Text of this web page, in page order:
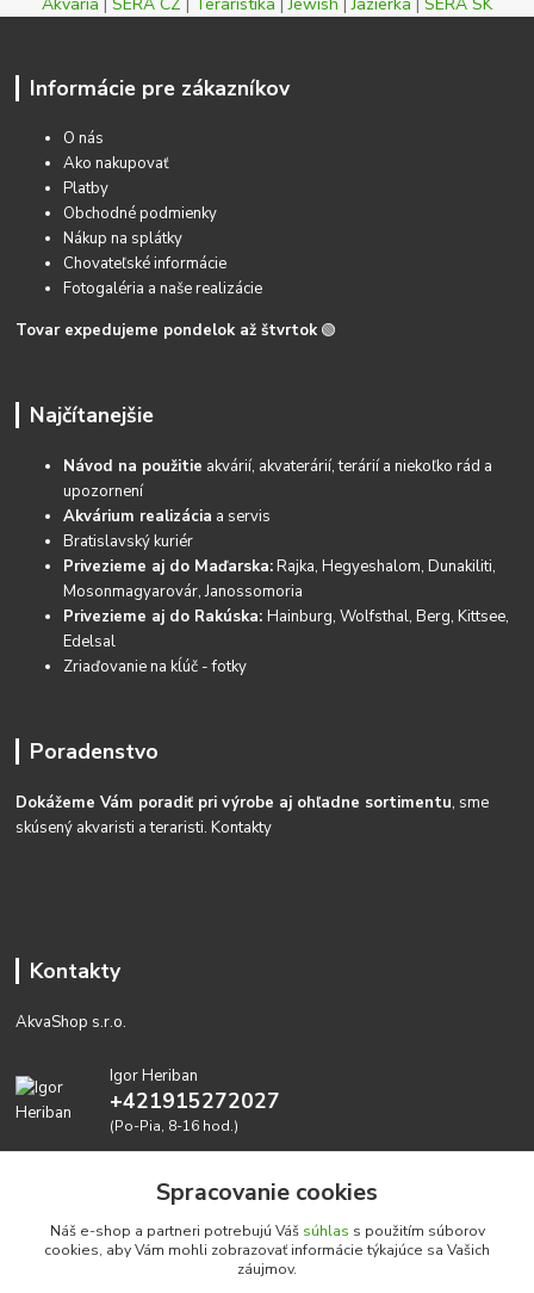
Akvaria | SERA CZ | Teraristika |Jewish |Jazierka | SERA SK
Informácie pre zákazníkov
O nás
Ako nakupovať
Platby
Obchodné podmienky
Nákup na splátky
Chovateľské informácie
Fotogaléria a naše realizácie
Tovar expedujeme pondelok až štvrtok 🟢
Najčítanejšie
Návod na použitie akvárií, akvaterárií, terárií a niekoľko rád a
upozornení
Akvárium realizácia a servis
Bratislavský kuriér
Privezieme aj do Maďarska:Rajka, Hegyeshalom, Dunakiliti,
Mosonmagyarovár, Janossomoria
Privezieme aj do Rakúska:Hainburg, Wolfsthal, Berg, Kittsee,
Edelsal
Zriaďovanie na kĺúč - fotky
Poradenstvo
Dokážeme Vám poradiť pri výrobe aj ohľadne sortimentu, sme
skúsený akvaristi a teraristi.Kontakty
Kontakty
AkvaShop s.r.o.
Igor Heriban
+421915272027
(Po-Pia, 8-16 hod.)
Spracovanie cookies
Náš e-shop a partneri potrebujú Váš súhlas s použitím súborov
cookies, aby Vám mohli zobrazovať informácie týkajúce sa Vašich
záujmov.